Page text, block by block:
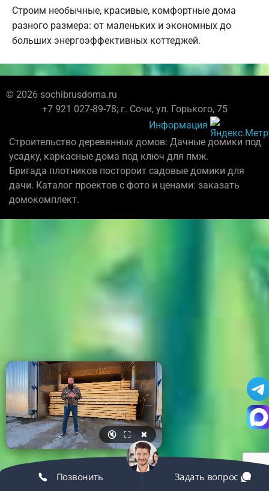
Строим необычные, красивые, комфортные дома
разного размера: от маленьких и экономных до
больших энергоэффективных коттеджей.
© 2026 sochibrusdoma.ru
+7 921 027-89-78; г. Сочи, ул. Горького, 75
Информация
Строительство деревянных домов: Дачные домики под
усадку, каркасные дома под ключ для пмж.
Бригада плотников постороит садовые домики для
дачи. Каталог проектов с фото и ценами: заказать
домокомплект.
🔇 ⛶ ✖
Позвонить Задать вопрос